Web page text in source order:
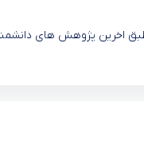
اخرین پژوهش های